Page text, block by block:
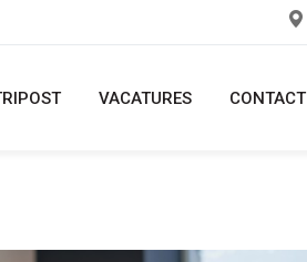
VACATURES CONTACT